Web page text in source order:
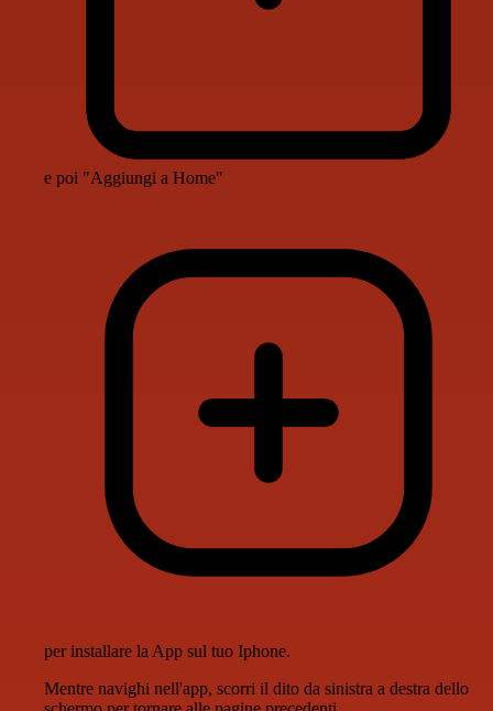
e poi "Aggiungi a Home"
per installare la App sul tuo Iphone.
Mentre navighi nell'app, scorri il dito da sinistra a destra dello